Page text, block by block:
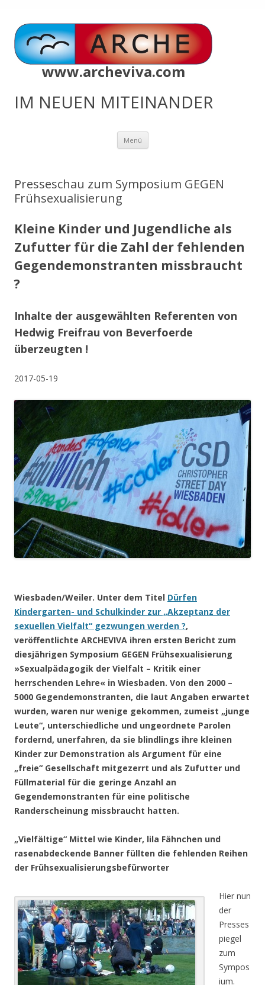
www.archeviva.com
IM NEUEN MITEINANDER
Menü Zum
springen
Presseschau zum Symposium GEGEN
Frühsexualisierung
Kleine Kinder und Jugendliche als
Zufutter für die Zahl der fehlenden
Gegendemonstranten missbraucht
?
Inhalte der ausgewählten Referenten von
Hedwig Freifrau von Beverfoerde
überzeugten !
2017-05-19
Wiesbaden/Weiler. Unter dem Titel Dürfen
Kindergarten- und Schulkinder zur „Akzeptanz der
sexuellen Vielfalt“ gezwungen werden ?,
veröffentlichte ARCHEVIVA ihren ersten Bericht zum
diesjährigen Symposium GEGEN Frühsexualisierung
»Sexualpädagogik der Vielfalt – Kritik einer
herrschenden Lehre« in Wiesbaden. Von den 2000 –
5000 Gegendemonstranten, die laut Angaben erwartet
wurden, waren nur wenige gekommen, zumeist „junge
Leute“, unterschiedliche und ungeordnete Parolen
fordernd, unerfahren, da sie blindlings ihre kleinen
Kinder zur Demonstration als Argument für eine
„freie“ Gesellschaft mitgezerrt und als Zufutter und
Füllmaterial für die geringe Anzahl an
Gegendemonstranten für eine politische
Randerscheinung missbraucht hatten.
„Vielfältige“ Mittel wie Kinder, lila Fähnchen und
rasenabdeckende Banner füllten die fehlenden Reihen
der Frühsexualisierungsbefürworter
Hier nun
der
Presses
piegel
zum
Sympos
ium.